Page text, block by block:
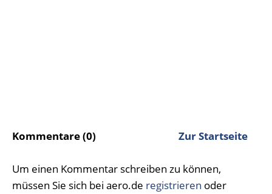
Kommentare (0) Zur Startseite
Um einen Kommentar schreiben zu können,
müssen Sie sich bei aero.de registrieren oder